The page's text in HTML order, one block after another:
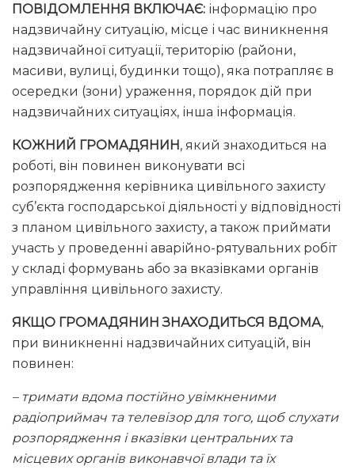
ПОВІДОМЛЕННЯ ВКЛЮЧАЄ: інформацію про
надзвичайну ситуацію, місце і час виникнення
надзвичайної ситуації, територію (райони,
масиви, вулиці, будинки тощо), яка потрапляє в
осередки (зони) ураження, порядок дій при
надзвичайних ситуаціях, інша інформація.
КОЖНИЙ ГРОМАДЯНИН, який знаходиться на
роботі, він повинен виконувати всі
розпорядження керівника цивільного захисту
суб’єкта господарської діяльності у відповідності
з планом цивільного захисту, а також приймати
участь у проведенні аварійно-рятувальних робіт
у складі формувань або за вказівками органів
управління цивільного захисту.
ЯКЩО ГРОМАДЯНИН ЗНАХОДИТЬСЯ ВДОМА,
при виникненні надзвичайних ситуацій, він
повинен:
– тримати вдома постійно увімкненими
радіоприймач та телевізор для того, щоб слухати
розпорядження і вказівки центральних та
місцевих органів виконавчої влади та їх